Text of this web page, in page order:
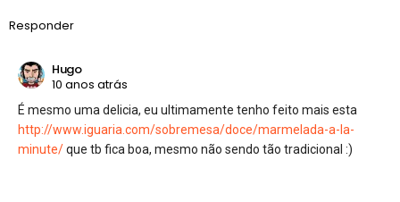
Responder
Hugo
10 anos atrás
É mesmo uma delicia, eu ultimamente tenho feito mais esta
http://www.iguaria.com/sobremesa/doce/marmelada-a-la-
minute/que tb fica boa, mesmo não sendo tão tradicional :)